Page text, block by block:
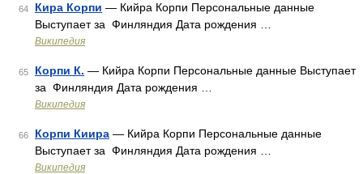
64 Кира Корпи — Кийра Корпи Персональные данные
Выступает за Финляндия Дата рождения …
Википедия
65 Корпи К. — Кийра Корпи Персональные данные Выступает
за Финляндия Дата рождения …
Википедия
66 Корпи Киира — Кийра Корпи Персональные данные
Выступает за Финляндия Дата рождения …
Википедия